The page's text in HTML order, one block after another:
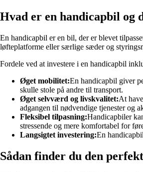
Hvad er en handicapbil og
En handicapbil er en bil, der er blevet
løfteplatforme eller særlige sæder og
Fordele ved at investere i en handicapbil
Øget mobilitet:En handicapbil giver
skulle stole på andre til transport.
Øget selvværd og livskvalitet:At
adgangen til nødvendige tjenester og
Fleksibel tilpasning:Handicapbiler
stressende og mere komfortabel for
Langsigtet investering:En
Sådan finder du den